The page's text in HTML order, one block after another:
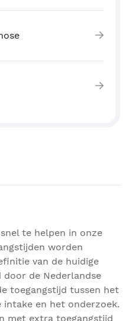
te helpen in onze
worden
van de huidige
de Nederlandse
toegangstijd tussen het
intake en het onderzoek.
met extra toegangstijd